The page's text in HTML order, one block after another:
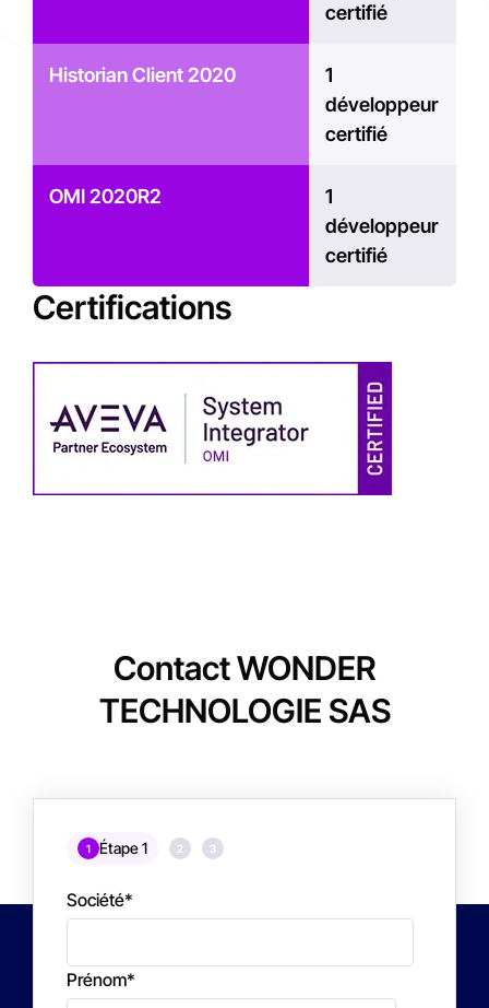
Certifications
certifié
Historian Client 2020
1
développeur
certifié
OMI 2020R2
1
développeur
certifié
Contact WONDER
TECHNOLOGIE SAS
1 Étape 1 2 3
Société*
Prénom*